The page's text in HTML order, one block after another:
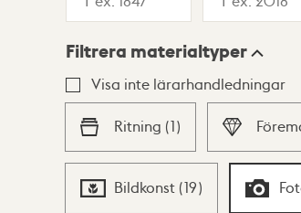
Lista Karta
Filtrera materialtyper
Visa inte lärarhandledningar
Ritning (1)
Bildkonst (19)